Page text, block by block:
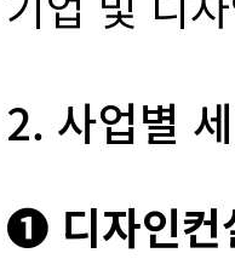
2. 사업별
❶ 디자인컨